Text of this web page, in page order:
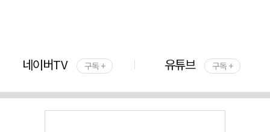
네이버TV 구독 + 유튜브 구독 +